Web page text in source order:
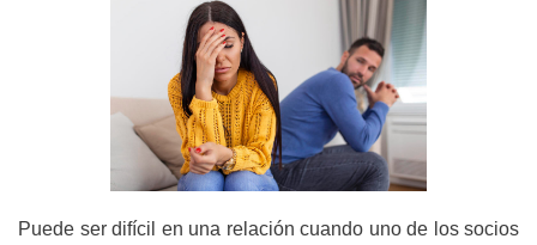
Puede ser difícil en una relación cuando uno de los socios